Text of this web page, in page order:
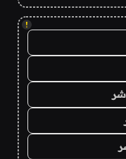
!